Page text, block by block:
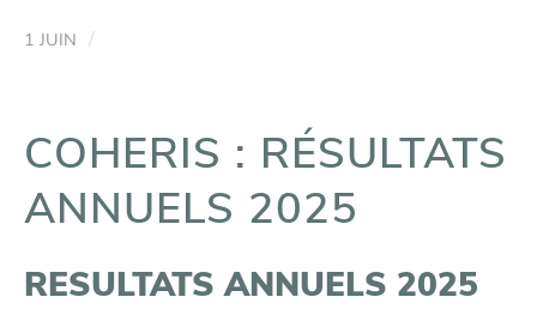
1 JUIN /
COHERIS : RÉSULTATS
ANNUELS 2025
RESULTATS ANNUELS 2025